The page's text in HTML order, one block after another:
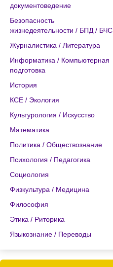
документоведение
Безопасность
жизнедеятельности / БПД / БЧС
Журналистика / Литература
Информатика / Компьютерная
подготовка
История
КСЕ / Экология
Культурология / Искусство
Математика
Политика / Обществознание
Психология / Педагогика
Социология
Физкультура / Медицина
Философия
Этика / Риторика
Языкознание / Переводы